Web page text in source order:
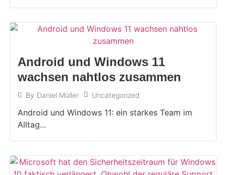
Android und Windows 11
wachsen nahtlos zusammen
By Daniel Müller Uncategorized
Android und Windows 11: ein starkes Team im
Alltag...